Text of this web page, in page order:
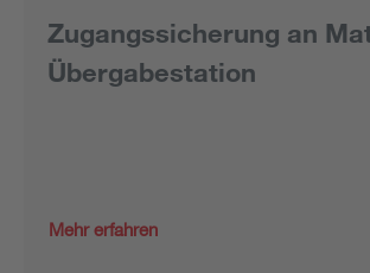
Zugangssicherung an
Übergabestation
Mehr erfahren